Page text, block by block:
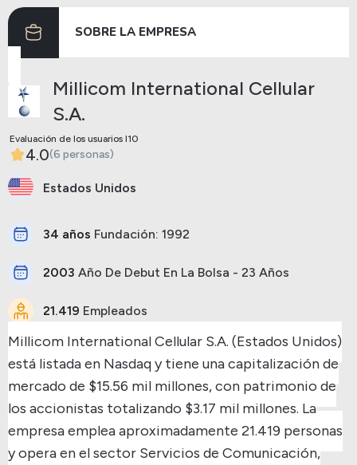
SOBRE LA EMPRESA
Millicom International Cellular
S.A.
Evaluación de los usuarios I10
4.0(6 personas)
Estados Unidos
34 años Fundación: 1992
2003 Año De Debut En La Bolsa - 23 Años
21.419 Empleados
Millicom International Cellular S.A. (Estados Unidos)
está listada en Nasdaq y tiene una capitalización de
mercado de $15.56 mil millones, con patrimonio de
los accionistas totalizando $3.17 mil millones. La
empresa emplea aproximadamente 21.419 personas
y opera en el sector Servicios de Comunicación,